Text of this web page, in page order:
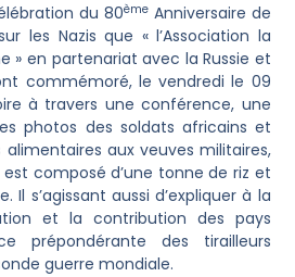
du 80ème Anniversaire de
les Nazis que « l’Association la
» en partenariat avec la Russie et
commémoré, le vendredi le 09
à travers une conférence, une
photos des soldats africains et
aux veuves militaires,
est composé d’une tonne de riz et
Il s’agissant aussi d’expliquer à la
et la contribution des pays
prépondérante des tirailleurs
guerre mondiale.